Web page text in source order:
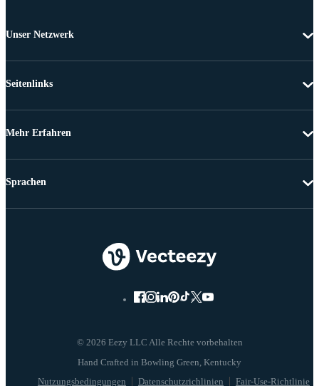
Unser Netzwerk
Seitenlinks
Mehr Erfahren
© 2026 Eezy LLC Alle Rechte vorbehalten
Nutzungsbedingungen Datenschutzrichlinien Fair-Use-Richtlinie
Sprachen